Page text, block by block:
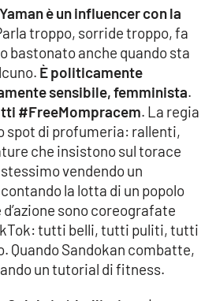
è un influencer con la
troppo, sorride troppo, fa
bastonato anche quando sta
È politicamente
sensibile, femminista.
#FreeMompracem. La regia
spot di profumeria: rallenti,
che insistono sul torace
vendendo un
la lotta di un popolo
sono coreografate
tutti belli, tutti puliti, tutti
Quando Sandokan combatte,
un tutorial di fitness.